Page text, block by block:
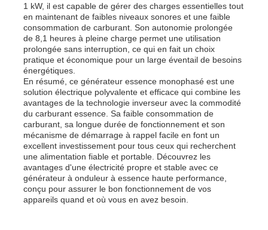
générateur à la maison d'utilisation
Groupe électrogène d'auvent
Générateur à faible bruit
Maintenance du générateur
Groupe électrogène de soudage
1 kW, il est capable de gérer des charges essentielles tout
en maintenant de faibles niveaux sonores et une faible
consommation de carburant. Son autonomie prolongée
de 8,1 heures à pleine charge permet une utilisation
prolongée sans interruption, ce qui en fait un choix
pratique et économique pour un large éventail de besoins
énergétiques.
En résumé, ce générateur essence monophasé est une
solution électrique polyvalente et efficace qui combine les
avantages de la technologie inverseur avec la commodité
du carburant essence. Sa faible consommation de
carburant, sa longue durée de fonctionnement et son
mécanisme de démarrage à rappel facile en font un
excellent investissement pour tous ceux qui recherchent
une alimentation fiable et portable. Découvrez les
avantages d'une électricité propre et stable avec ce
générateur à onduleur à essence haute performance,
conçu pour assurer le bon fonctionnement de vos
appareils quand et où vous en avez besoin.